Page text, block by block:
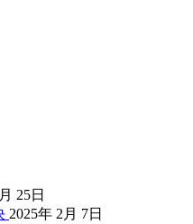
25日
2025年 2月 7日